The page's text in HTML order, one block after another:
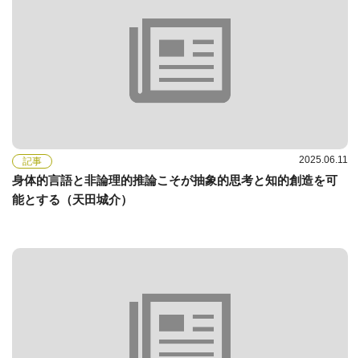
記事 2025.06.11
身体的言語と非論理的推論こそが抽象的思考と知的創造を可
能とする（天田城介）